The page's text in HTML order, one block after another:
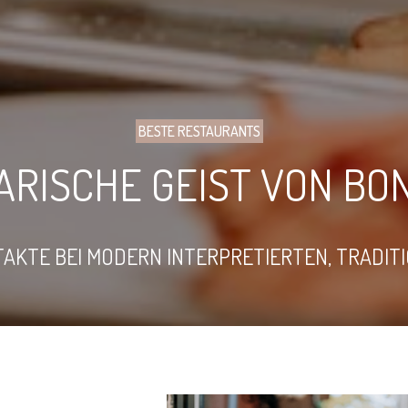
BESTE RESTAURANTS
GEIST VON
BEI MODERN INTERPRETIERTEN,